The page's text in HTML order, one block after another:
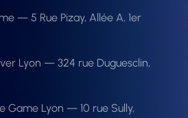
— 5 Rue Pizay, Allée A, 1er
Lyon — 324 rue Duguesclin,
Game Lyon — 10 rue Sully,